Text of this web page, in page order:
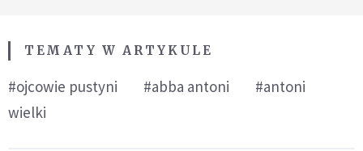
TEMATY W ARTYKULE
#ojcowie pustyni #abba antoni
#antoni
wielki